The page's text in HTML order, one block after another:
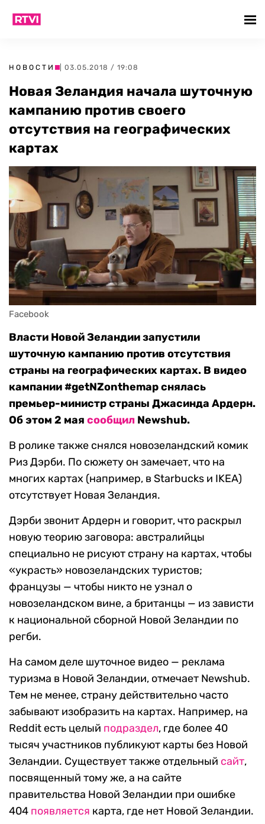
НОВОСТИ | 03.05.2018 / 19:08
Новая Зеландия начала шуточную
кампанию против своего
отсутствия на географических
картах
Facebook
Власти Новой Зеландии запустили
шуточную кампанию против отсутствия
страны на географических картах. В видео
кампании #getNZonthemap снялась
премьер-министр страны Джасинда Ардерн.
Об этом 2 мая сообщил Newshub.
В ролике также снялся новозеландский комик
Риз Дэрби. По сюжету он замечает, что на
многих картах (например, в Starbucks и IKEA)
отсутствует Новая Зеландия.
Дэрби звонит Ардерн и говорит, что раскрыл
новую теорию заговора: австралийцы
специально не рисуют страну на картах, чтобы
«украсть» новозеландских туристов;
французы — чтобы никто не узнал о
новозеландском вине, а британцы — из зависти
к национальной сборной Новой Зеландии по
регби.
На самом деле шуточное видео — реклама
туризма в Новой Зеландии, отмечает Newshub.
Тем не менее, страну действительно часто
забывают изобразить на картах. Например, на
Reddit есть целый подраздел, где более 40
тысяч участников публикуют карты без Новой
Зеландии. Существует также отдельный сайт,
посвященный тому же, а на сайте
правительства Новой Зеландии при ошибке
404 появляется карта, где нет Новой Зеландии.